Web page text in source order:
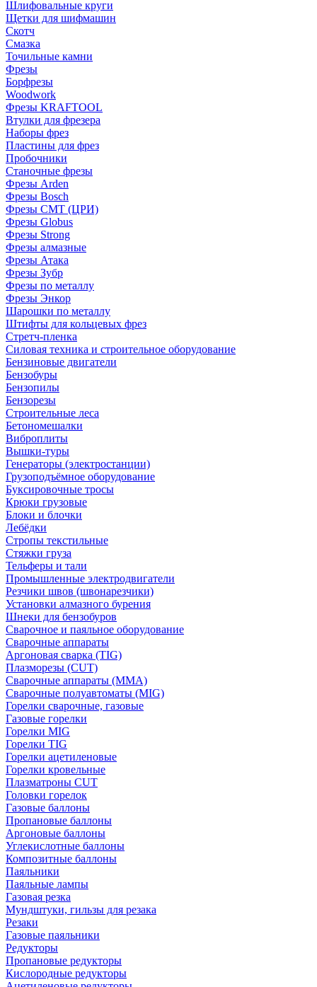
Шлифовальные круги
Щетки для шифмашин
Скотч
Смазка
Точильные камни
Фрезы
Борфрезы
Woodwork
Фрезы KRAFTOOL
Втулки для фрезера
Наборы фрез
Пластины для фрез
Пробочники
Станочные фрезы
Фрезы Arden
Фрезы Bosch
Фрезы CMT (ЦРИ)
Фрезы Globus
Фрезы Strong
Фрезы алмазные
Фрезы Атака
Фрезы Зубр
Фрезы по металлу
Фрезы Энкор
Шарошки по металлу
Штифты для кольцевых фрез
Стретч-пленка
Силовая техника и строительное оборудование
Бензиновые двигатели
Бензобуры
Бензопилы
Бензорезы
Строительные леса
Бетономешалки
Виброплиты
Вышки-туры
Генераторы (электростанции)
Грузоподъёмное оборудование
Буксировочные тросы
Крюки грузовые
Блоки и блочки
Лебёдки
Стропы текстильные
Стяжки груза
Тельферы и тали
Промышленные электродвигатели
Резчики швов (швонарезчики)
Установки алмазного бурения
Шнеки для бензобуров
Сварочное и паяльное оборудование
Сварочные аппараты
Аргоновая сварка (TIG)
Плазморезы (CUT)
Сварочные аппараты (MMA)
Сварочные полуавтоматы (MIG)
Горелки сварочные, газовые
Газовые горелки
Горелки MIG
Горелки TIG
Горелки ацетиленовые
Горелки кровельные
Плазматроны CUT
Головки горелок
Газовые баллоны
Пропановые баллоны
Аргоновые баллоны
Углекислотные баллоны
Композитные баллоны
Паяльники
Паяльные лампы
Газовая резка
Мундштуки, гильзы для резака
Резаки
Газовые паяльники
Редукторы
Пропановые редукторы
Кислородные редукторы